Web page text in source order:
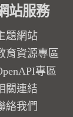
站服務
題網站
育資源專區
專區
關連結
絡我們